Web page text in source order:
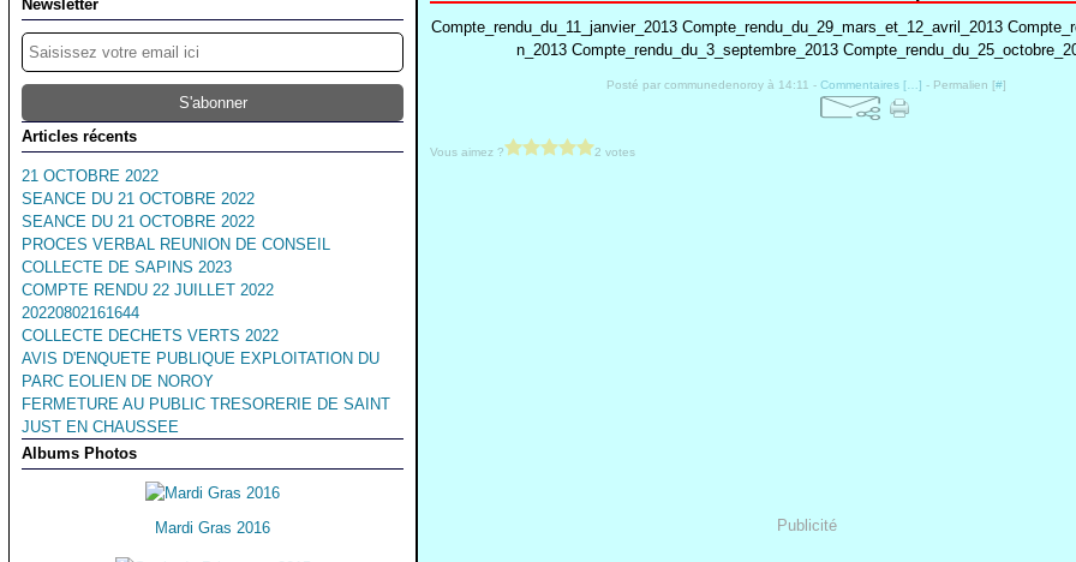
Newsletter
Articles récents
21 OCTOBRE 2022
SEANCE DU 21 OCTOBRE 2022
SEANCE DU 21 OCTOBRE 2022
PROCES VERBAL REUNION DE CONSEIL
COLLECTE DE SAPINS 2023
COMPTE RENDU 22 JUILLET 2022
20220802161644
COLLECTE DECHETS VERTS 2022
AVIS D'ENQUETE PUBLIQUE EXPLOITATION DU
PARC EOLIEN DE NOROY
FERMETURE AU PUBLIC TRESORERIE DE SAINT
JUST EN CHAUSSEE
Albums Photos
Mardi Gras 2016
Compte_rendu_du_11_janvier_2013 Compte_rendu_du_29_mars_et_12_avril_2013
n_2013 Compte_rendu_du_3_septembre_2013
Posté par communedenoroy à 14:11 -Commentaires [ …] - Permalien [#]
Vous aimez ? 2 votes
Publicité